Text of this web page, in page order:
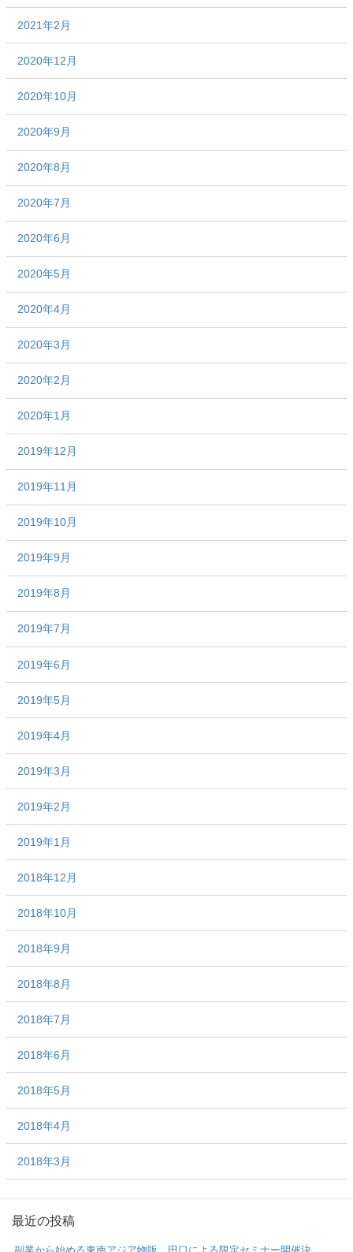
2021年2月
2020年12月
2020年10月
2020年9月
2020年8月
2020年7月
2020年6月
2020年5月
2020年4月
2020年3月
2020年2月
2020年1月
2019年12月
2019年11月
2019年10月
2019年9月
2019年8月
2019年7月
2019年6月
2019年5月
2019年4月
2019年3月
2019年2月
2019年1月
2018年12月
2018年10月
2018年9月
2018年8月
2018年7月
2018年6月
2018年5月
2018年4月
2018年3月
最近の投稿
副業から始める東南アジア物販。田口による限定セミナー開催決